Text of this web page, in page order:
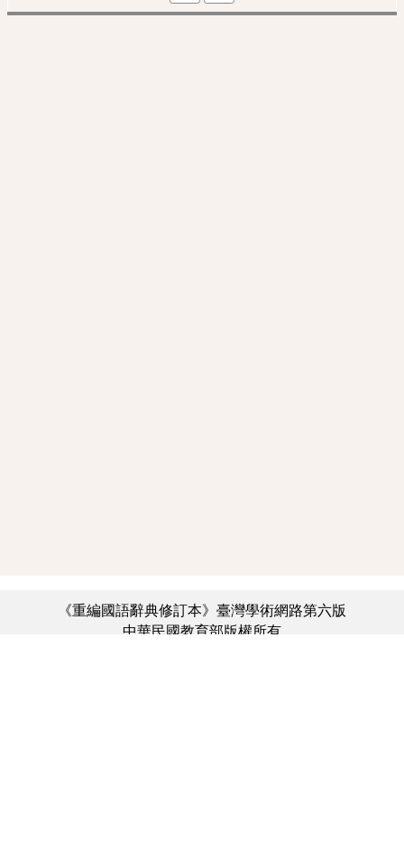
《重編國語辭典修訂本》臺灣學術網路第六版
中華民國教育部版權所有